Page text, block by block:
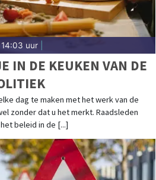
uur|
IN DE KEUKEN VAN DE
dag te maken met het werk van de
zonder dat u het merkt. Raadsleden
beleid in de [...]